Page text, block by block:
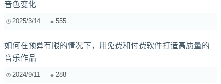
音色变化
2025/3/14 555
如何在预算有限的情况下，用免费和付费软件打造高质量的
音乐作品
2024/9/11 288